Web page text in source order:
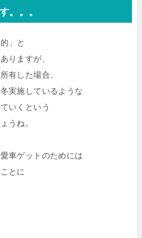
。。。
」と
りますが、
有した場合、
実施しているような
いくという
うね。
車ゲットのためには
とに